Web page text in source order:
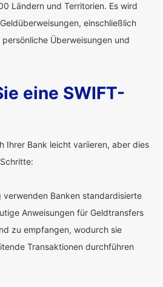
Ländern und Territorien. Es wird
einschließlich
Überweisungen und
eine SWIFT-
Ihrer Bank leicht variieren, aber dies
verwenden Banken standardisierte
Anweisungen für Geldtransfers
zu empfangen, wodurch sie
Transaktionen durchführen